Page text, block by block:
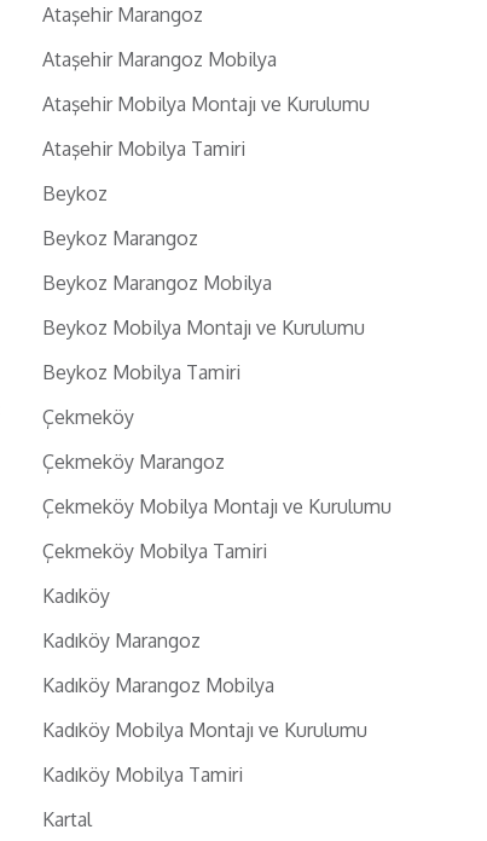
Ataşehir Marangoz
Ataşehir Marangoz Mobilya
Ataşehir Mobilya Montajı ve Kurulumu
Ataşehir Mobilya Tamiri
Beykoz
Beykoz Marangoz
Beykoz Marangoz Mobilya
Beykoz Mobilya Montajı ve Kurulumu
Beykoz Mobilya Tamiri
Çekmeköy
Çekmeköy Marangoz
Çekmeköy Mobilya Montajı ve Kurulumu
Çekmeköy Mobilya Tamiri
Kadıköy
Kadıköy Marangoz
Kadıköy Marangoz Mobilya
Kadıköy Mobilya Montajı ve Kurulumu
Kadıköy Mobilya Tamiri
Kartal